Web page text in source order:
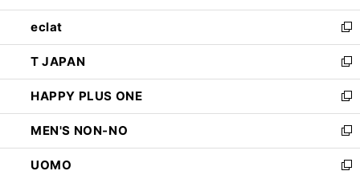
開
く
ウ
で
開
く
ン
ド
ウ
で
開
く
ウ
ィ
ン
ド
ウ
で
開
く
し
い
ウ
ィ
ン
ド
ウ
で
開
く
eclat
新
し
い
ウ
ィ
ン
ド
ウ
で
T JAPAN
新
し
い
ウ
ィ
ン
ド
HAPPY PLUS ONE
新
し
い
ウ
ィ
MEN'S NON-NO
新
し
い
UOMO
新